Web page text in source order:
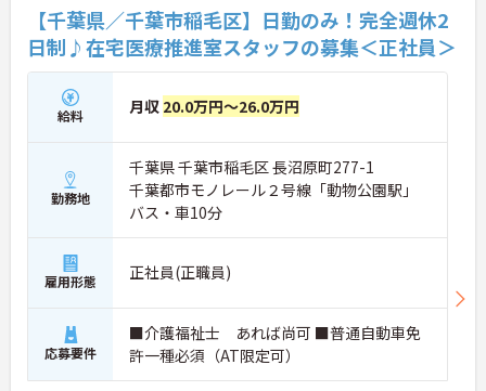
【千葉県／千葉市稲毛区】日勤のみ！完全週休2
日制♪在宅医療推進室スタッフの募集＜正社員＞
給料 月収 20.0万円～26.0万円
勤務地
千葉県 千葉市稲毛区 長沼原町277-1
千葉都市モノレール２号線「動物公園駅」
バス・車10分
雇用形態 正社員(正職員)
応募要件
■介護福祉士 あれば尚可 ■普通自動車免
許一種必須（AT限定可）